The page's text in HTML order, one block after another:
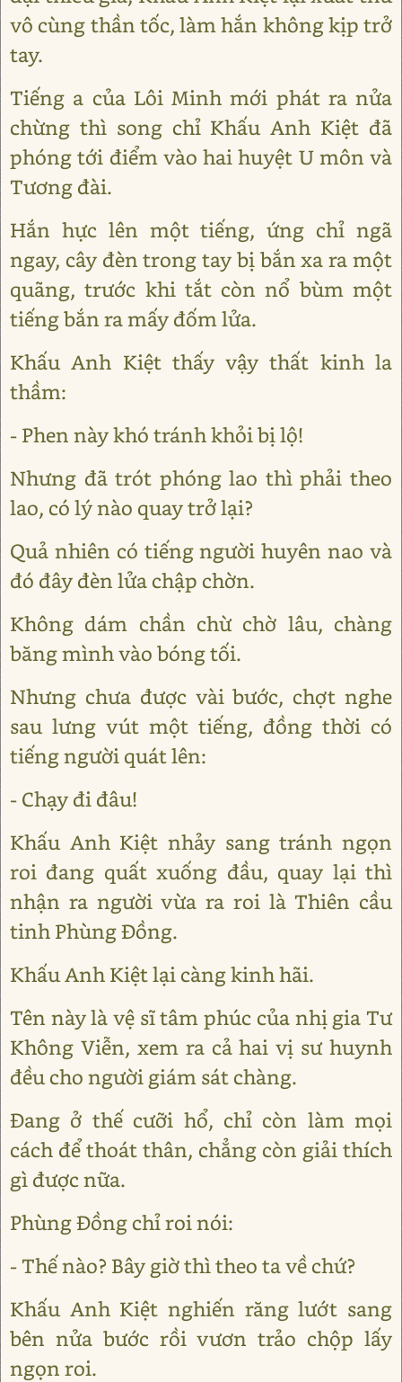
vô cùng thần tốc, làm hắn không kịp trở
tay.
Tiếng a của Lôi Minh mới phát ra nửa
chừng thì song chỉ Khấu Anh Kiệt đã
phóng tới điểm vào hai huyệt U môn và
Tương đài.
Hắn hực lên một tiếng, ứng chỉ ngã
ngay, cây đèn trong tay bị bắn xa ra một
quãng, trước khi tắt còn nổ bùm một
tiếng bắn ra mấy đốm lửa.
Khấu Anh Kiệt thấy vậy thất kinh la
thầm:
- Phen này khó tránh khỏi bị lộ!
Nhưng đã trót phóng lao thì phải theo
lao, có lý nào quay trở lại?
Quả nhiên có tiếng người huyên nao và
đó đây đèn lửa chập chờn.
Không dám chần chừ chờ lâu, chàng
băng mình vào bóng tối.
Nhưng chưa được vài bước, chợt nghe
sau lưng vút một tiếng, đồng thời có
tiếng người quát lên:
- Chạy đi đâu!
Khấu Anh Kiệt nhảy sang tránh ngọn
roi đang quất xuống đầu, quay lại thì
nhận ra người vừa ra roi là Thiên cầu
tinh Phùng Đồng.
Khấu Anh Kiệt lại càng kinh hãi.
Tên này là vệ sĩ tâm phúc của nhị gia Tư
Không Viễn, xem ra cả hai vị sư huynh
đều cho người giám sát chàng.
Đang ở thế cưỡi hổ, chỉ còn làm mọi
cách để thoát thân, chẳng còn giải thích
gì được nữa.
Phùng Đồng chỉ roi nói:
- Thế nào? Bây giờ thì theo ta về chứ?
Khấu Anh Kiệt nghiến răng lướt sang
bên nửa bước rồi vươn trảo chộp lấy
ngọn roi.